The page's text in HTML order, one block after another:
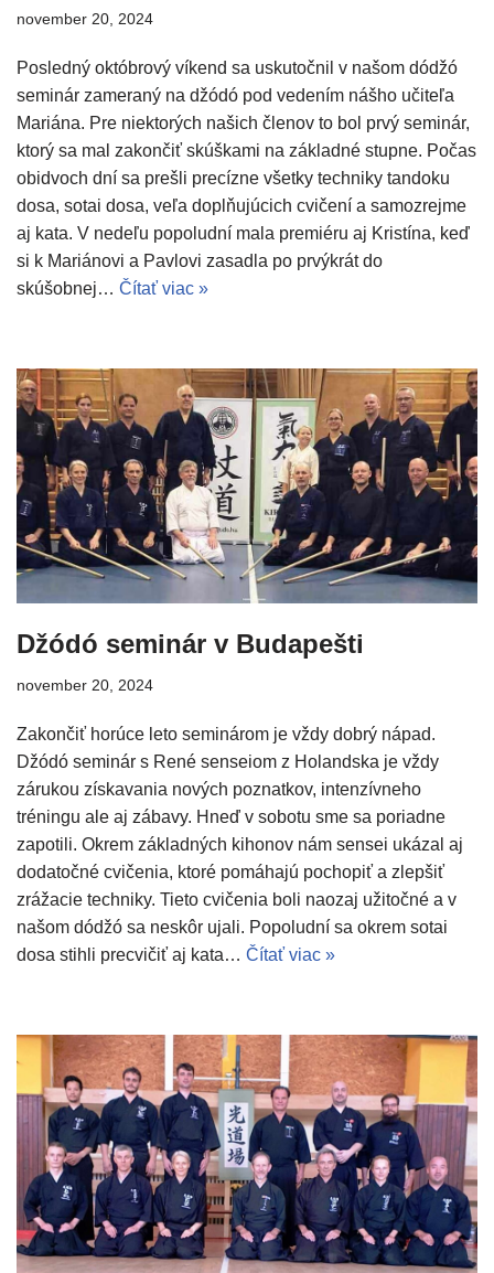
november 20, 2024
Posledný októbrový víkend sa uskutočnil v našom dódžó
seminár zameraný na džódó pod vedením nášho učiteľa
Mariána. Pre niektorých našich členov to bol prvý seminár,
ktorý sa mal zakončiť skúškami na základné stupne. Počas
obidvoch dní sa prešli precízne všetky techniky tandoku
dosa, sotai dosa, veľa doplňujúcich cvičení a samozrejme
aj kata. V nedeľu popoludní mala premiéru aj Kristína, keď
si k Mariánovi a Pavlovi zasadla po prvýkrát do
skúšobnej… Čítať viac »
Džódó seminár v Budapešti
november 20, 2024
Zakončiť horúce leto seminárom je vždy dobrý nápad.
Džódó seminár s René senseiom z Holandska je vždy
zárukou získavania nových poznatkov, intenzívneho
tréningu ale aj zábavy. Hneď v sobotu sme sa poriadne
zapotili. Okrem základných kihonov nám sensei ukázal aj
dodatočné cvičenia, ktoré pomáhajú pochopiť a zlepšiť
zrážacie techniky. Tieto cvičenia boli naozaj užitočné a v
našom dódžó sa neskôr ujali. Popoludní sa okrem sotai
dosa stihli precvičiť aj kata… Čítať viac »